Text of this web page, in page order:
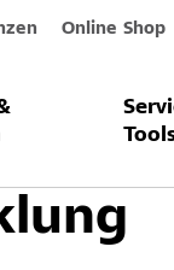
Online Shop